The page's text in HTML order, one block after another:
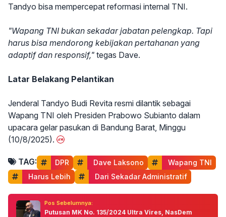
Tandyo bisa mempercepat reformasi internal TNI.
"Wapang TNI bukan sekadar jabatan pelengkap. Tapi
harus bisa mendorong kebijakan pertahanan yang
adaptif dan responsif," tegas Dave.
Latar Belakang Pelantikan
Jenderal Tandyo Budi Revita resmi dilantik sebagai
Wapang TNI oleh Presiden Prabowo Subianto dalam
upacara gelar pasukan di Bandung Barat, Minggu
(10/8/2025).
TAG: DPR Dave Laksono
Wapang TNI
Harus Lebih
Dari Sekadar Administratif
Pos Sebelumnya:
Putusan MK No. 135/2024 Ultra Vires, NasDem